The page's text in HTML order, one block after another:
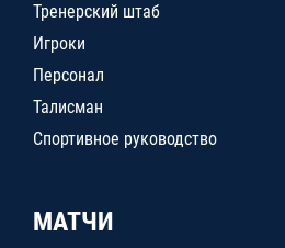
Тренерский штаб
Игроки
Персонал
Талисман
Спортивное руководство
МАТЧИ